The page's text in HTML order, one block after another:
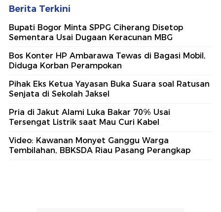
Berita Terkini
Bupati Bogor Minta SPPG Ciherang Disetop
Sementara Usai Dugaan Keracunan MBG
Bos Konter HP Ambarawa Tewas di Bagasi Mobil,
Diduga Korban Perampokan
Pihak Eks Ketua Yayasan Buka Suara soal Ratusan
Senjata di Sekolah Jaksel
Pria di Jakut Alami Luka Bakar 70% Usai
Tersengat Listrik saat Mau Curi Kabel
Video: Kawanan Monyet Ganggu Warga
Tembilahan, BBKSDA Riau Pasang Perangkap